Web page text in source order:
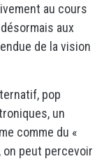
au cours
aux
de la vision
pop
un
comme du «
on peut percevoir